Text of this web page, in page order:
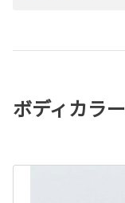
ボディカラー